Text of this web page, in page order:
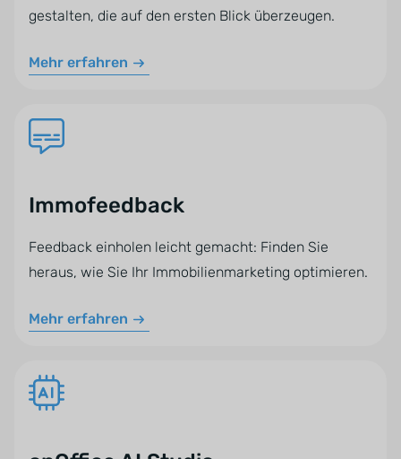
gestalten, die auf den ersten Blick überzeugen.
Mehr erfahren
Immofeedback
Feedback einholen leicht gemacht: Finden Sie
heraus, wie Sie Ihr Immobilienmarketing optimieren.
Mehr erfahren